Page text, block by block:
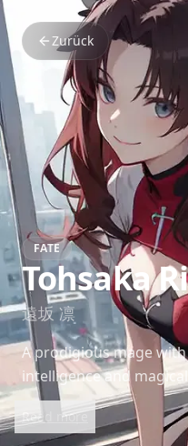
Zurück
FATE
Tohsaka
遠坂 凛
A prodigious mage
intelligence and
formidable Master in
tsundere nature often
Read more